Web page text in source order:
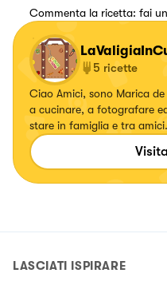
Commenta la ricetta: fai
5 ricette
Ciao Amici, sono Marica
a cucinare, a fotografare
stare in famiglia e tra
mondo 🧡
LASCIATI ISPIRARE